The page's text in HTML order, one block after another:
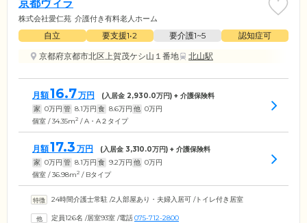
京都ヴィラ
株式会社愛仁苑 介護付き有料老人ホーム
自立 要支援1•2 要介護1~5
認知症可
京都府京都市北区上賀茂ケシ山１番地
北山駅
月額16.7万円 (入居金 2,930.0万円) + 介護保険料
家 0万円 管 8.1万円 食 8.6万円 他 0万円
個室 / 34.35m2 / A・A２タイプ
月額17.3 万円 (入居金 3,310.0万円) + 介護保険料
家 0万円 管 8.1万円 食 9.2万円 他 0万円
個室 / 36.98m2 / Bタイプ
24時間介護士常駐 /2人部屋あり・夫婦入居可 /トイレ付き居室
定員126名 /居室93室 /電話075-712-2800